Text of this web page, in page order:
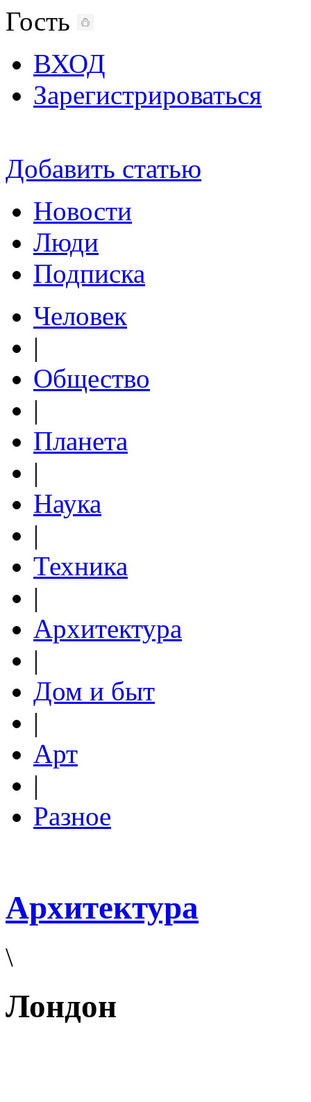
Гость
ВХОД
Зарегистрироваться
Добавить статью
Новости
Люди
Подписка
Человек
|
Общество
|
Планета
|
Наука
|
Техника
|
Архитектура
|
Дом и быт
|
Арт
|
Разное
Архитектура
\
Лондон